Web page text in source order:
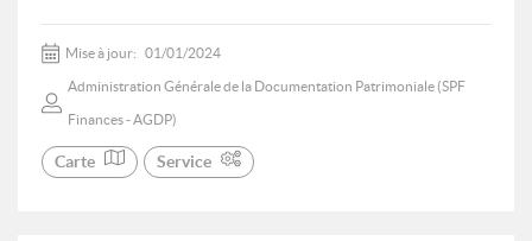
Mise à jour: 01/01/2024
Administration Générale de la Documentation Patrimoniale (SPF
Finances - AGDP)
Carte Service